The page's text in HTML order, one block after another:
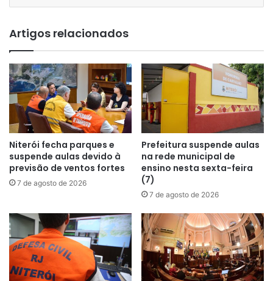
Artigos relacionados
Niterói fecha parques e
suspende aulas devido à
previsão de ventos fortes
7 de agosto de 2026
Prefeitura suspende aulas
na rede municipal de
ensino nesta sexta-feira
(7)
7 de agosto de 2026